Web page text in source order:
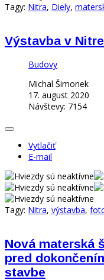
Tagy: Nitra, Diely,
Výstavba v
Budovy
Michal Šimonek
17. august 2020
Návštevy: 7154
Vytlačiť
E-mail
Tagy: Nitra, výstavba,
Nová materská
pred
stavbe